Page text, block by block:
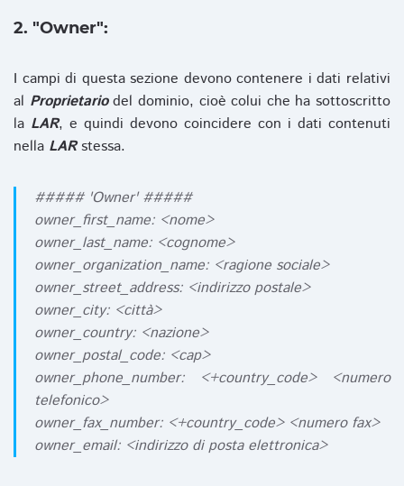
2. "Owner":
I campi di questa sezione devono contenere i dati relativi
al Proprietariodel dominio, cioè colui che ha sottoscritto
la LAR, e quindi devono coincidere con i dati contenuti
nella LARstessa.
##### 'Owner' #####
owner_first_name: <nome>
owner_last_name: <cognome>
owner_organization_name: <ragione sociale>
owner_street_address: <indirizzo postale>
owner_city: <città>
owner_country: <nazione>
owner_postal_code: <cap>
owner_phone_number: <+country_code> <numero
telefonico>
owner_fax_number: <+country_code> <numero fax>
owner_email: <indirizzo di posta elettronica>